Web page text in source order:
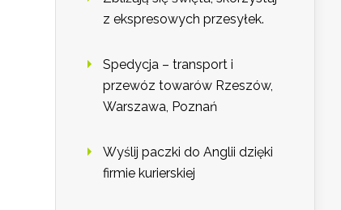
z ekspresowych przesyłek.
Spedycja – transport i
przewóz towarów Rzeszów,
Warszawa, Poznań
Wyślij paczki do Anglii dzięki
firmie kurierskiej